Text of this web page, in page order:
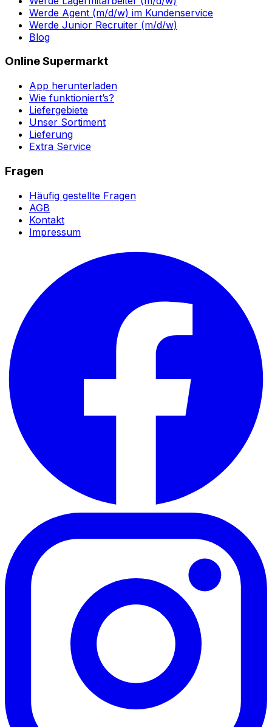
Werde Agent (m/d/w) im Kundenservice
Werde Junior Recruiter (m/d/w)
Blog
Online Supermarkt
App herunterladen
Wie funktioniert’s?
Liefergebiete
Unser Sortiment
Lieferung
Extra Service
Fragen
Häufig gestellte Fragen
AGB
Kontakt
Impressum